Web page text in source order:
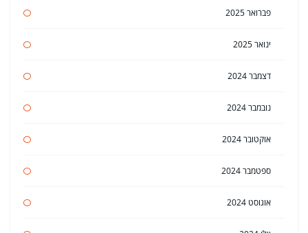
פברואר 2025
ינואר 2025
דצמבר 2024
נובמבר 2024
אוקטובר 2024
ספטמבר 2024
אוגוסט 2024